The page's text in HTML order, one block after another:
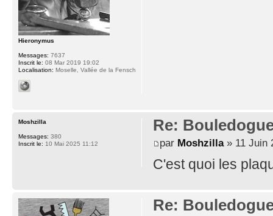
Hieronymus
Messages: 7637
Inscrit le: 08 Mar 2019 19:02
Localisation: Moselle, Vallée de la Fensch
Re:
par Moshzilla» 11 Juin
C'est quoi les
Moshzilla
Messages: 380
Inscrit le: 10 Mai 2025 11:12
Re: